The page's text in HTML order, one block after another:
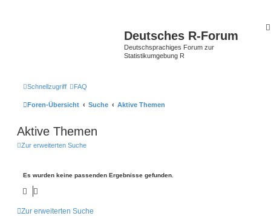
Deutsches R-Forum
Deutschsprachiges Forum zur
Statistikumgebung R
Schnellzugriff FAQ
Foren-Übersicht Suche Aktive Themen
Aktive Themen
Zur erweiterten Suche
Es wurden keine passenden Ergebnisse gefunden.
Zur erweiterten Suche